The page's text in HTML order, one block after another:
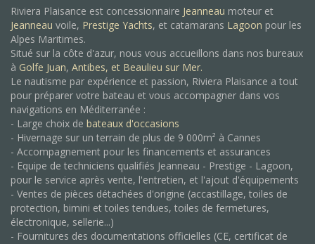
Riviera Plaisance est concessionnaire Jeanneau moteur et
Jeanneau voile, Prestige Yachts, et catamarans Lagoon pour les
Alpes Maritimes.
Situé sur la côte d'azur, nous vous accueillons dans nos bureaux
à Golfe Juan, Antibes, et Beaulieu sur Mer.
Le nautisme par expérience et passion, Riviera Plaisance a tout
pour préparer votre bateau et vous accompagner dans vos
navigations en Méditerranée :
- Large choix de bateaux d'occasions
- Hivernage sur un terrain de plus de 9 000m² à Cannes
- Accompagnement pour les financements et assurances
- Equipe de techniciens qualifiés Jeanneau - Prestige - Lagoon,
pour le service après vente, l'entretien, et l'ajout d'équipements
- Ventes de pièces détachées d'origine (accastillage, toiles de
protection, bimini et toiles tendues, toiles de fermetures,
électronique, sellerie...)
- Fournitures des documentations officielles (CE, certificat de